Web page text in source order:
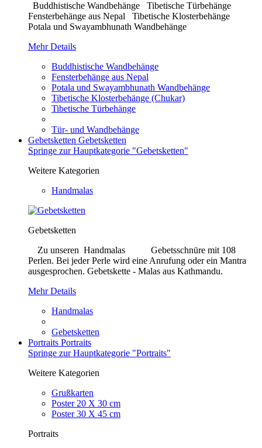
Buddhistische Wandbehänge Tibetische Türbehänge
Fensterbehänge aus Nepal Tibetische Klosterbehänge
Potala und Swayambhunath Wandbehänge
Mehr Details
Buddhistische Wandbehänge
Fensterbehänge aus Nepal
Potala und Swayambhunath Wandbehänge
Tibetische Klosterbehänge (Chukar)
Tibetische Türbehänge
Tür- und Wandbehänge
Gebetsketten Gebetsketten
Springe zur Hauptkategorie "Gebetsketten"
Weitere Kategorien
Handmalas
Gebetsketten
Zu unseren Handmalas Gebetsschnüre mit 108
Perlen. Bei jeder Perle wird eine Anrufung oder ein Mantra
ausgesprochen. Gebetskette - Malas aus Kathmandu.
Mehr Details
Handmalas
Gebetsketten
Portraits Portraits
Springe zur Hauptkategorie "Portraits"
Weitere Kategorien
Grußkarten
Poster 20 X 30 cm
Poster 30 X 45 cm
Portraits